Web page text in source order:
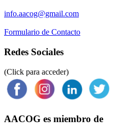
info.aacog@gmail.com
Formulario de Contacto
Redes Sociales
(Click para acceder)
AACOG es miembro de